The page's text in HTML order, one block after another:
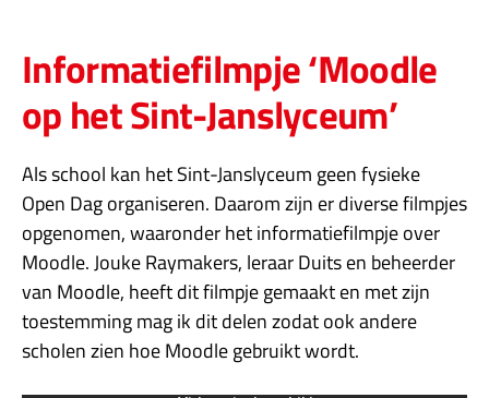
Informatiefilmpje ‘Moodle
op het Sint-Janslyceum’
Als school kan het Sint-Janslyceum geen fysieke
Open Dag organiseren. Daarom zijn er diverse filmpjes
opgenomen, waaronder het informatiefilmpje over
Moodle. Jouke Raymakers, leraar Duits en beheerder
van Moodle, heeft dit filmpje gemaakt en met zijn
toestemming mag ik dit delen zodat ook andere
scholen zien hoe Moodle gebruikt wordt.